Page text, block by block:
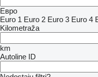
Евро
Euro 1 Euro 2 Euro 3 Euro 4
Kilometraža
km
Autoline ID